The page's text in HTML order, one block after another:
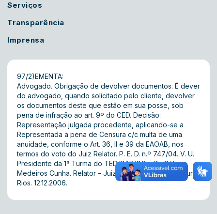
Serviços
Transparência
Imprensa
97/2)EMENTA:
Advogado. Obrigação de devolver documentos. É dever
do advogado, quando solicitado pelo cliente, devolver
os documentos deste que estão em sua posse, sob
pena de infração ao art. 9º do CED. Decisão:
Representação julgada procedente, aplicando-se a
Representada a pena de Censura c/c multa de uma
anuidade, conforme o Art. 36, II e 39 da EAOAB, nos
termos do voto do Juiz Relator. P. E. D. n.º 747/04. V. U.
Presidente da 1ª Turma do TED/OAB/GO – Dr. Célio
Medeiros Cunha. Relator – Juiz Carlos Eduardo Mansur
Rios. 12.12.2006.